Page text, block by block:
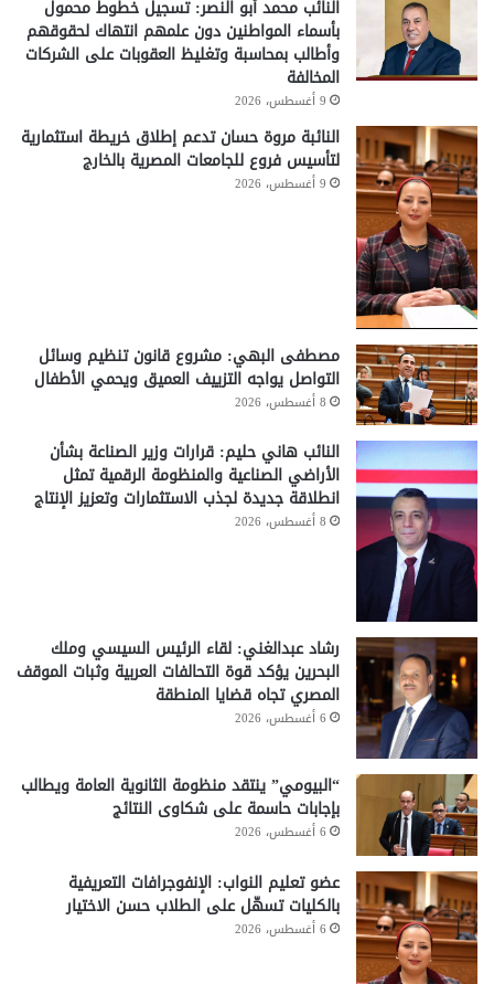
النائب محمد أبو النصر: تسجيل خطوط محمول
بأسماء المواطنين دون علمهم انتهاك لحقوقهم
وأطالب بمحاسبة وتغليظ العقوبات على الشركات
المخالفة
9 أغسطس، 2026
النائبة مروة حسان تدعم إطلاق خريطة استثمارية
لتأسيس فروع للجامعات المصرية بالخارج
9 أغسطس، 2026
مصطفى البهي: مشروع قانون تنظيم وسائل
التواصل يواجه التزييف العميق ويحمي الأطفال
8 أغسطس، 2026
النائب هاني حليم: قرارات وزير الصناعة بشأن
الأراضي الصناعية والمنظومة الرقمية تمثل
انطلاقة جديدة لجذب الاستثمارات وتعزيز الإنتاج
8 أغسطس، 2026
رشاد عبدالغني: لقاء الرئيس السيسي وملك
البحرين يؤكد قوة التحالفات العربية وثبات الموقف
المصري تجاه قضايا المنطقة
6 أغسطس، 2026
“البيومي” ينتقد منظومة الثانوية العامة ويطالب
بإجابات حاسمة على شكاوى النتائج
6 أغسطس، 2026
عضو تعليم النواب: الإنفوجرافات التعريفية
بالكليات تسهّل على الطلاب حسن الاختيار
6 أغسطس، 2026